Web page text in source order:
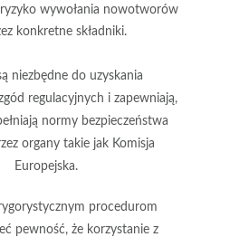
wywołania nowotworów
konkretne składniki.
niezbędne do uzyskania
regulacyjnych i zapewniają,
normy bezpieczeństwa
organy takie jak Komisja
Europejska.
procedurom
pewność, że korzystanie z